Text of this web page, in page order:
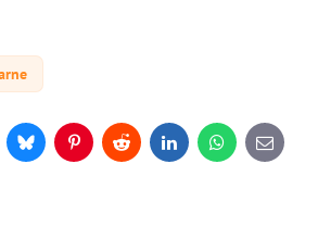
BlueskyPinterestRedditLinkedInWhatsApp
E-
mail